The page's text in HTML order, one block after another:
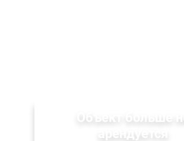
Объект больше не